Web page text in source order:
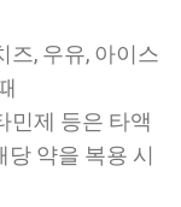
즈, 우유, 아이스
민제 등은 타액
약을 복용 시